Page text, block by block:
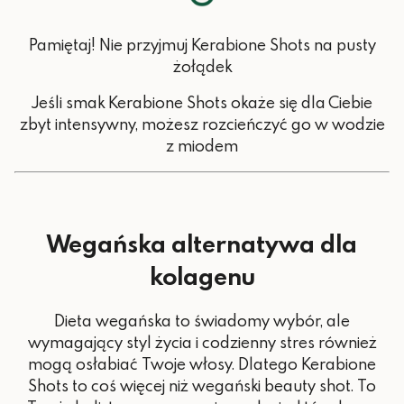
Kwas pa6 mg (100% RWS*)
Witamina B6
1,4 mg (100%
RWS*)
RWS*)
55 μg (100%
Pamiętaj! Nie przyjmuj Kerabione Shots na pusty
żołądek
Jeśli smak Kerabione Shots okaże się dla Ciebie
zbyt intensywny, możesz rozcieńczyć go w wodzie
z miodem
Wegańska alternatywa dla
kolagenu
Dieta wegańska to świadomy wybór, ale
wymagający styl życia i codzienny stres również
mogą osłabiać Twoje włosy. Dlatego Kerabione
Shots to coś więcej niż wegański beauty shot. To